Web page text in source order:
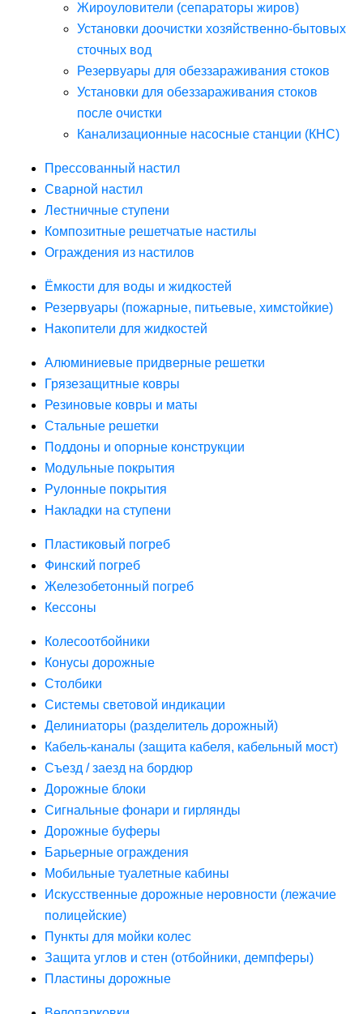
Жироуловители (сепараторы жиров)
Установки доочистки хозяйственно-бытовых
сточных вод
Резервуары для обеззараживания стоков
Установки для обеззараживания стоков
после очистки
Канализационные насосные станции (КНС)
Прессованный настил
Сварной настил
Лестничные ступени
Композитные решетчатые настилы
Ограждения из настилов
Ёмкости для воды и жидкостей
Резервуары (пожарные, питьевые, химстойкие)
Накопители для жидкостей
Алюминиевые придверные решетки
Грязезащитные ковры
Резиновые ковры и маты
Стальные решетки
Поддоны и опорные конструкции
Модульные покрытия
Рулонные покрытия
Накладки на ступени
Пластиковый погреб
Финский погреб
Железобетонный погреб
Кессоны
Колесоотбойники
Конусы дорожные
Столбики
Системы световой индикации
Делиниаторы (разделитель дорожный)
Кабель-каналы (защита кабеля, кабельный мост)
Съезд / заезд на бордюр
Дорожные блоки
Сигнальные фонари и гирлянды
Дорожные буферы
Барьерные ограждения
Мобильные туалетные кабины
Искусственные дорожные неровности (лежачие
полицейские)
Пункты для мойки колес
Защита углов и стен (отбойники, демпферы)
Пластины дорожные